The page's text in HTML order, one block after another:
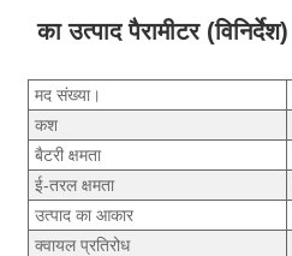
का उत्पाद पैरामीटर (विनिर्देश)
मद संख्या।
कश
बैटरी क्षमता
ई-तरल क्षमता
उत्पाद का आकार
क्वायल प्रतिरोध